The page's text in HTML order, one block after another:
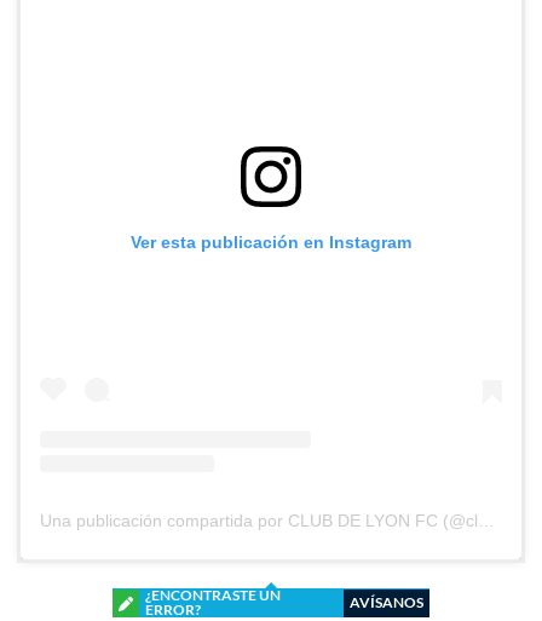
Ver esta publicación en Instagram
Una publicación compartida por CLUB DE LYON FC (@clubdelyonfc)
¿ENCONTRASTE UN
ERROR?
AVÍSANOS